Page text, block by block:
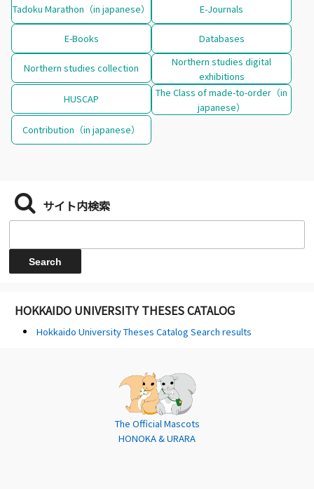
Tadoku Marathon（in japanese） E-Journals
E-Books Databases
Northern studies collection
Northern studies digital
exhibitions
HUSCAP
The Class of made-to-order（in
japanese）
Contribution（in japanese）
サイト内検索
HOKKAIDO UNIVERSITY THESES CATALOG
Hokkaido University Theses Catalog Search results
The Official Mascots
HONOKA & URARA